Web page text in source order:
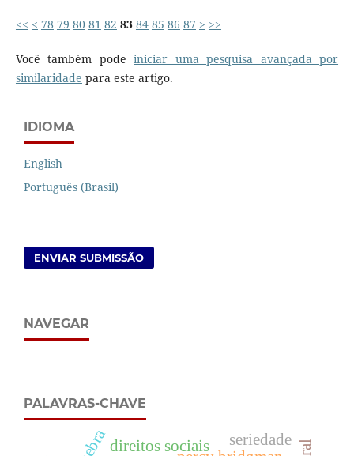
<< < 78 79 80 81 82 83 84 85 86 87 > >>
Você também podeiniciar uma pesquisa avançada por
similaridade para este artigo.
IDIOMA
English
Português (Brasil)
ENVIAR SUBMISSÃO
NAVEGAR
PALAVRAS-CHAVE
direitos sociais seriedade